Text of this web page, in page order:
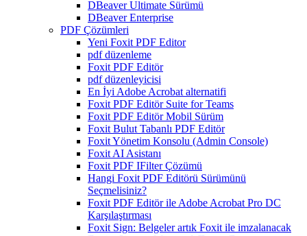
DBeaver Ultimate Sürümü
DBeaver Enterprise
PDF Çözümleri
Yeni Foxit PDF Editor
pdf düzenleme
Foxit PDF Editör
pdf düzenleyicisi
En İyi Adobe Acrobat alternatifi
Foxit PDF Editör Suite for Teams
Foxit PDF Editör Mobil Sürüm
Foxit Bulut Tabanlı PDF Editör
Foxit Yönetim Konsolu (Admin Console)
Foxit AI Asistanı
Foxit PDF IFilter Çözümü
Hangi Foxit PDF Editörü Sürümünü
Seçmelisiniz?
Foxit PDF Editör ile Adobe Acrobat Pro DC
Karşılaştırması
Foxit Sign: Belgeler artık Foxit ile imzalanacak